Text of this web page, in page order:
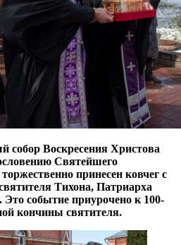
собор Воскресения Христова
Святейшего
принесен ковчег с
Тихона, Патриарха
Это событие приурочено к 100-
кончины святителя.